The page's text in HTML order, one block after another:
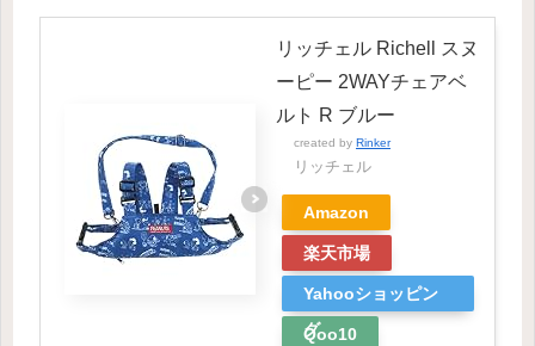
リッチェル Richell スヌ
ーピー 2WAYチェアベ
ルト R ブルー
created by Rinker
リッチェル
Amazon
楽天市場
Yahooショッピン
グ
Qoo10